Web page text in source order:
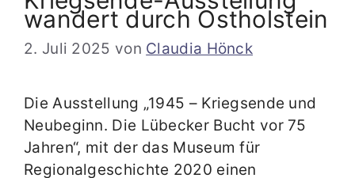
wandert durch Ostholstein
2. Juli 2025 von Claudia Hönck
Die Ausstellung „1945 – Kriegsende und
Neubeginn. Die Lübecker Bucht vor 75
Jahren“, mit der das Museum für
Regionalgeschichte 2020 einen